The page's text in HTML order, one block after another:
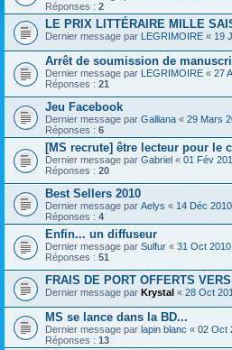
Réponses : 2
LE PRIX LITTÉRAIRE MILLE
Dernier message par LEGRIMOIRE « 19
Arrêt de soumission de
Dernier message par LEGRIMOIRE « 27
Réponses : 21
Jeu Facebook
Dernier message par Galliana « 29 Mars
Réponses : 6
[MS recrute] être lecteur pour le
Dernier message par Gabriel « 01 Fév
Réponses : 20
Best Sellers 2010
Dernier message par Aelys « 14 Déc
Réponses : 4
Enfin... un diffuseur
Dernier message par Sulfur « 31 Oct
Réponses : 51
FRAIS DE PORT OFFERTS
Dernier message par Krystal « 28 Oct
MS se lance dans la BD...
Dernier message par lapin blanc « 02 Oct
Réponses : 13